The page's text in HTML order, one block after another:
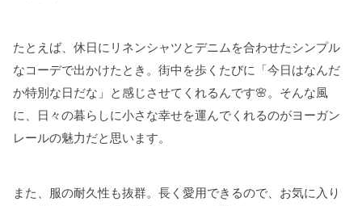
たとえば、休日にリネンシャツとデニムを合わせたシンプル
なコーデで出かけたとき。街中を歩くたびに「今日はなんだ
か特別な日だな」と感じさせてくれるんです🌸。そんな風
に、日々の暮らしに小さな幸せを運んでくれるのがヨーガン
レールの魅力だと思います。
また、服の耐久性も抜群。長く愛用できるので、お気に入り